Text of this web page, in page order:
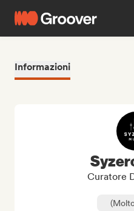
Informazioni
Curatore